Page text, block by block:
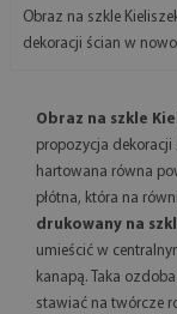
Obraz na szkle
dekoracji ścian w
Obraz na szkle
propozycja
hartowana równa
płótna, która na
drukowany na
umieścić w
kanapą. Taka
stawiać na twórcze